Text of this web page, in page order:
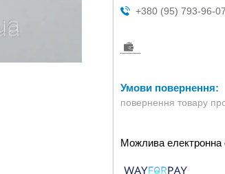
+380 (95) 793-96-07
повернення товару